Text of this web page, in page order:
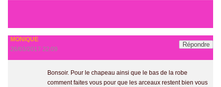
MONIQUE
26/03/2017 22:09
Répondre
Bonsoir. Pour le chapeau ainsi que le bas de la robe
comment faites vous pour que les arceaux restent bien vous